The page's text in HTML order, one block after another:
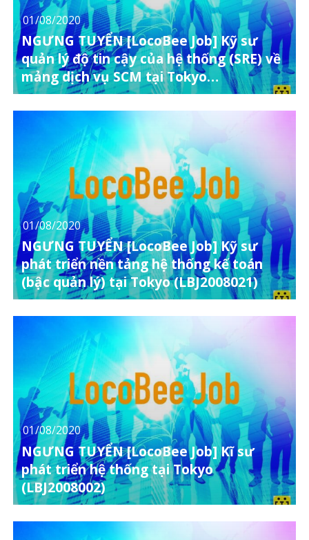
01/08/2020
NGƯNG TUYỂN [LocoBee Job] Kỹ sư
quản lý độ tin cậy của hệ thống (SRE) về
mảng dịch vụ SCM tại Tokyo
(LBJ2008018)
01/08/2020
NGƯNG TUYỂN [LocoBee Job] Kỹ sư
phát triển nền tảng hệ thống kế toán
(bậc quản lý) tại Tokyo (LBJ2008021)
01/08/2020
NGƯNG TUYỂN [LocoBee Job] Kĩ sư
phát triển hệ thống tại Tokyo
(LBJ2008002)